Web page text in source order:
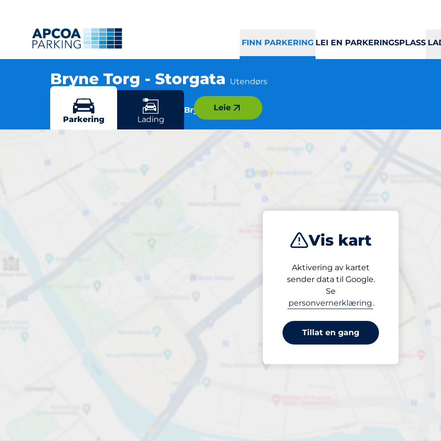
FINN PARKERING LEI EN PARKERINGSPLASS
Bryne Torg - Storgata Utendørs
Flere parkeringsmuligheter i Bryne
Vis kart
Aktivering av kartet
sender data til Google.
Se
personvernerklæring .
Tillat en gang
Parkering Lading
Leie
Bryne Torg - Storgata
Åpen nå